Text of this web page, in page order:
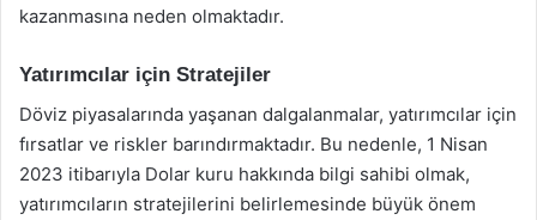
kazanmasına neden olmaktadır.
Yatırımcılar için Stratejiler
Döviz piyasalarında yaşanan dalgalanmalar, yatırımcılar için
fırsatlar ve riskler barındırmaktadır. Bu nedenle, 1 Nisan
2023 itibarıyla Dolar kuru hakkında bilgi sahibi olmak,
yatırımcıların stratejilerini belirlemesinde büyük önem